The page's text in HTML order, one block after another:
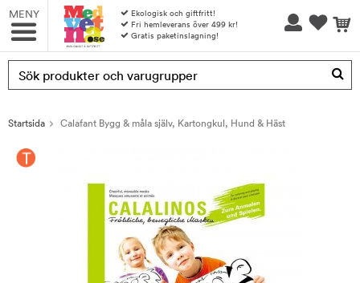
MENY
Ekologisk och giftfritt!
Fri hemleverans över 499 kr!
Gratis paketinslagning!
Produkten har blivit tillagd i varukorgen
Startsida Calafant Bygg & måla själv, Kartongkul, Hund & Häst